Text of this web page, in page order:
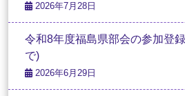
2026年7月28日
令和8年度福島県部会の参加登
で)
2026年6月29日